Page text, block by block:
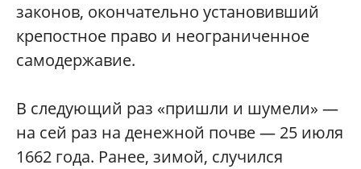
законов, окончательно установивший
крепостное право и неограниченное
самодержавие.
В следующий раз «пришли и шумели» —
на сей раз на денежной почве — 25 июля
1662 года. Ранее, зимой, случился